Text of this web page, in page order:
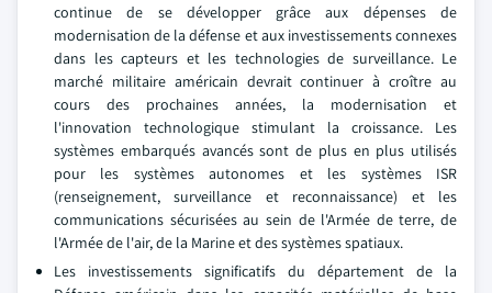
continue de se développer grâce aux dépenses de
modernisation de la défense et aux investissements connexes
dans les capteurs et les technologies de surveillance. Le
marché militaire américain devrait continuer à croître au
cours des prochaines années, la modernisation et
l'innovation technologique stimulant la croissance. Les
systèmes embarqués avancés sont de plus en plus utilisés
pour les systèmes autonomes et les systèmes ISR
(renseignement, surveillance et reconnaissance) et les
communications sécurisées au sein de l'Armée de terre, de
l'Armée de l'air, de la Marine et des systèmes spatiaux.
Les investissements significatifs du département de la